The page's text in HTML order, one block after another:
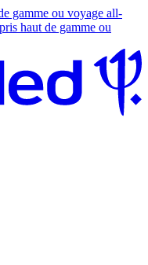
gamme ou voyage all-
haut de gamme ou